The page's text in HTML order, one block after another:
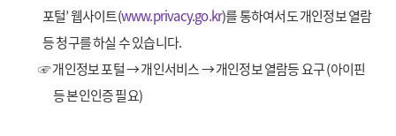
포털’ 웹사이트(www.privacy.go.kr)를 통하여서도 개인정보 열람
등 청구를 하실 수 있습니다.
☞ 개인정보 포털 → 개인서비스 → 개인정보 열람등 요구 (아이핀
등 본인인증 필요)